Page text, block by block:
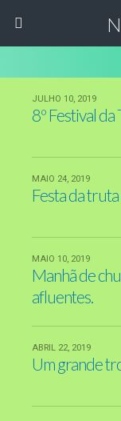
JULHO 10, 2019
8º Festival da
MAIO 24, 2019
Festa da
MAIO 10, 2019
Manhã de
afluentes.
ABRIL 22, 2019
Um grande